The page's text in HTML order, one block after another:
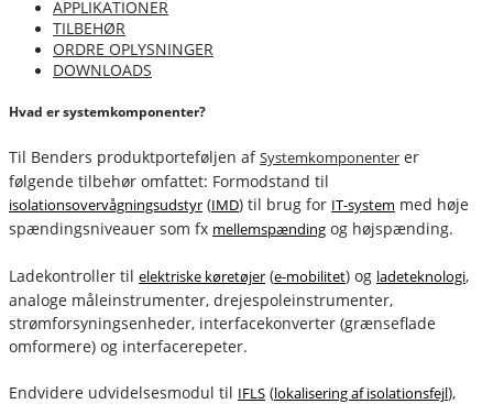
APPLIKATIONER
TILBEHØR
ORDRE OPLYSNINGER
DOWNLOADS
Hvad er systemkomponenter?
Til Benders produktporteføljen afSystemkomponenter er
følgende tilbehør omfattet: Formodstand til
isolationsovervågningsudstyr (IMD) til brug for IT-system med høje
spændingsniveauer som fx mellemspænding og højspænding.
Ladekontroller til elektriske køretøjer (e-mobilitet) og ladeteknologi,
analoge måleinstrumenter, drejespoleinstrumenter,
strømforsyningsenheder, interfacekonverter (grænseflade
omformere) og interfacerepeter.
Endvidere udvidelsesmodul til IFLS (lokalisering af isolationsfejl),